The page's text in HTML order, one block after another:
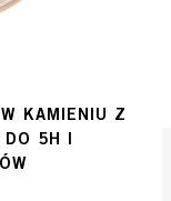
KAMIENIU Z
DO 5H I